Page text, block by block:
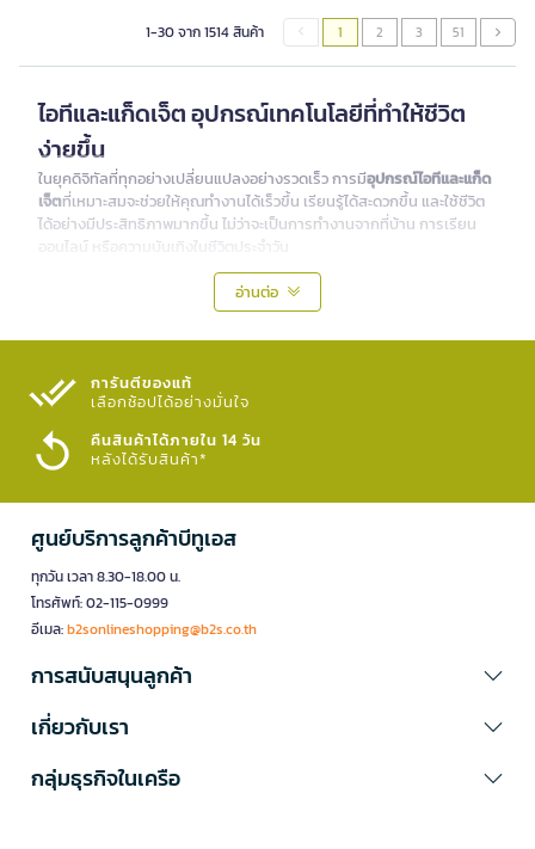
1-30 จาก 1514 สินค้า 1 2 3 51
ไอทีและแก็ดเจ็ต อุปกรณ์เทคโนโลยีที่ทำให้ชีวิต
ง่ายขึ้น
ในยุคดิจิทัลที่ทุกอย่างเปลี่ยนแปลงอย่างรวดเร็ว การมีอุปกรณ์ไอทีและแก็ด
เจ็ตที่เหมาะสมจะช่วยให้คุณทำงานได้เร็วขึ้น เรียนรู้ได้สะดวกขึ้น และใช้ชีวิต
ได้อย่างมีประสิทธิภาพมากขึ้น ไม่ว่าจะเป็นการทำงานจากที่บ้าน การเรียน
ออนไลน์ หรือความบันเทิงในชีวิตประจำวัน
สินค้าไอทีและแก็ดเจ็ต หลากหลายประเภทที่ตอบโจทย์ทุก
ไลฟ์สไตล์ พร้อมส่งตรงถึงบ้านคุณ
รวบรวมรายชื่ออุปกรณ์ไอทีที่น่าสนใจและตอบโจทย์การใช้งานในยุคดิจิทัล
อย่างครอบคลุม มาดูกันว่ามีไอเทมชิ้นไหนบ้างที่เป็นของมันต้องมี เพื่อช่วย
เพิ่มประสิทธิภาพให้กับการใช้ชีวิตในทุกวัน
แก็ดเจ็ตสำหรับชีวิตประจำวัน
แก็ดเจ็ตคืออุปกรณ์อิเล็กทรอนิกส์ขนาดเล็กที่ออกแบบมาเพื่อเพิ่มความ
สะดวกสบายในชีวิต ไม่ว่าจะเป็น:
หูฟังไร้สาย - ฟังเพลง รับสาย ไม่มีสายรบกวน
สมาร์ทวอทช์ - ติดตามสุขภาพ แจ้งเตือนข้อความ นับก้าว
ลำโพงบลูทูธ - เสียงดี พกพาง่าย เชื่อมต่อไร้สาย
อุปกรณ์อัจฉริยะในบ้าน - สั่งงานด้วยเสียง ควบคุมผ่านมือถือ
อุปกรณ์ไอทีและอุปกรณ์เสริม
ไอทีและอุปกรณ์เสริม
อ่านต่อ
การันตีของแท้
เลือกช้อปได้อย่างมั่นใจ​
คืนสินค้าได้ภายใน 14 วัน
หลังได้รับสินค้า*
ศูนย์บริการลูกค้าบีทูเอส
ทุกวัน เวลา 8.30-18.00 น.
โทรศัพท์: 02-115-0999
อีเมล:b2sonlineshopping@b2s.co.th
การสนับสนุนลูกค้า
เกี่ยวกับเรา
กลุ่มธุรกิจในเครือ